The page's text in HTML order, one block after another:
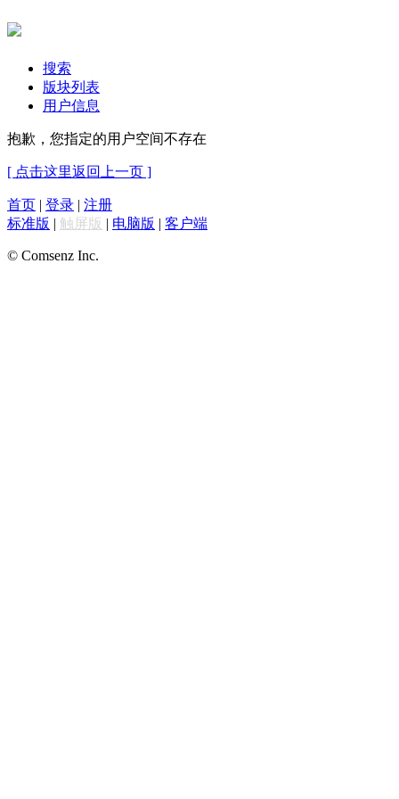
搜索
版块列表
用户信息
抱歉，您指定的用户空间不存在
[ 点击这里返回上一页 ]
首页 | 登录 | 注册
标准版 | 触屏版 | 电脑版 | 客户端
© Comsenz Inc.